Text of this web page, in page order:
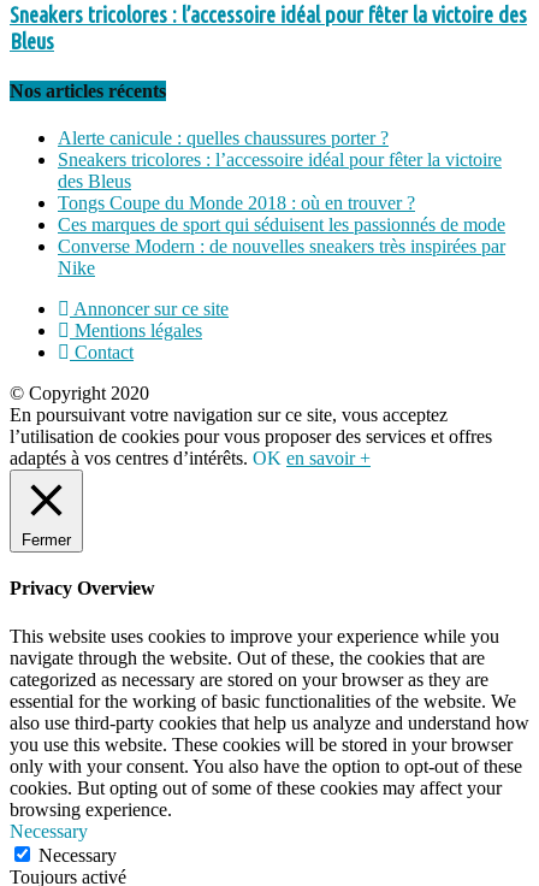
Sneakers tricolores : l’accessoire idéal pour fêter la victoire des
Bleus
Nos articles récents
Alerte canicule : quelles chaussures porter ?
Sneakers tricolores : l’accessoire idéal pour fêter la victoire
des Bleus
Tongs Coupe du Monde 2018 : où en trouver ?
Ces marques de sport qui séduisent les passionnés de mode
Converse Modern : de nouvelles sneakers très inspirées par
Nike
Annoncer sur ce site
Mentions légales
Contact
© Copyright 2020
En poursuivant votre navigation sur ce site, vous acceptez
l’utilisation de cookies pour vous proposer des services et offres
adaptés à vos centres d’intérêts. OK en savoir +
Fermer
Privacy Overview
This website uses cookies to improve your experience while you
navigate through the website. Out of these, the cookies that are
categorized as necessary are stored on your browser as they are
essential for the working of basic functionalities of the website. We
also use third-party cookies that help us analyze and understand how
you use this website. These cookies will be stored in your browser
only with your consent. You also have the option to opt-out of these
cookies. But opting out of some of these cookies may affect your
browsing experience.
Necessary
Necessary
Toujours activé